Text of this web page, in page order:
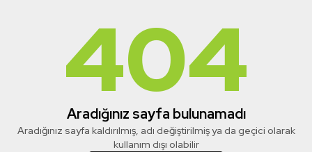
404
Aradığınız sayfa bulunamadı
Aradığınız sayfa kaldırılmış, adı değiştirilmiş ya da geçici olarak
kullanım dışı olabilir